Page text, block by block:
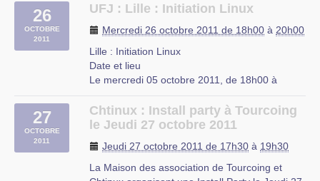
Description
mois, l’association Chtinux vous propose de
venir boire un verre le mardi 25 octobre à
20h30 au Café (…)
Café Citoyen
26
OCTOBRE
2011
UFJ : Lille : Initiation Linux
Mercredi 26 octobre 2011 de 18h00 à 20h00
Lille : Initiation Linux
Date et lieu
Le mercredi 05 octobre 2011, de 18h00 à
À Lille, Nord-Pas-de-Calais
Description
niveau débutant tous les mercredis de 18h à
20h à partir du 5 octobre 2011 jusqu’a fin juin
27
OCTOBRE
2011
Chtinux : Install party à Tourcoing
le Jeudi 27 octobre 2011
Jeudi 27 octobre 2011 de 17h30 à 19h30
La Maison des association de Tourcoing et